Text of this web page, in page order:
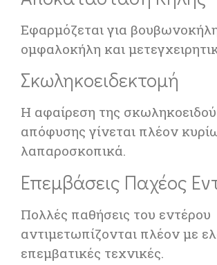
Εφαρμόζεται για
ομφαλοκήλη και
Σκωληκοειδεκτομή
Η αφαίρεση της
απόφυσης γίνεται πλέον
λαπαροσκοπικά.
Επεμβάσεις Παχέος
Πολλές παθήσεις του εντέρου
αντιμετωπίζονται πλέον με
επεμβατικές τεχνικές.